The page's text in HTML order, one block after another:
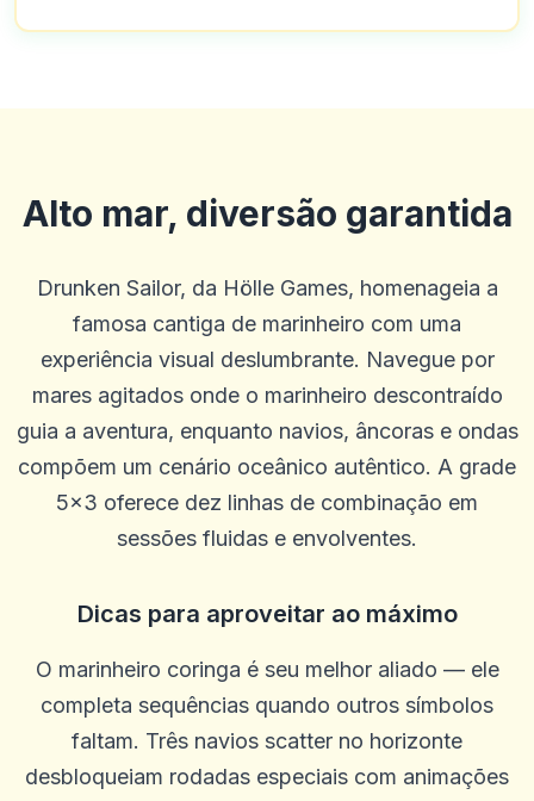
Alto mar, diversão garantida
Drunken Sailor, da Hölle Games, homenageia a
famosa cantiga de marinheiro com uma
experiência visual deslumbrante. Navegue por
mares agitados onde o marinheiro descontraído
guia a aventura, enquanto navios, âncoras e ondas
compõem um cenário oceânico autêntico. A grade
5×3 oferece dez linhas de combinação em
sessões fluidas e envolventes.
Dicas para aproveitar ao máximo
O marinheiro coringa é seu melhor aliado — ele
completa sequências quando outros símbolos
faltam. Três navios scatter no horizonte
desbloqueiam rodadas especiais com animações
r
ron stuhr
2025-10-22 03:17:18
Me dê meu dinheiro
0
W
Will